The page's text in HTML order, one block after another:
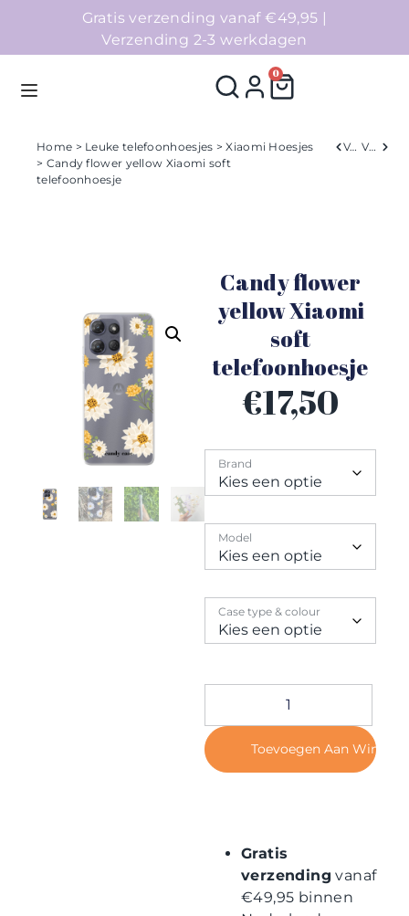
Gratis verzending vanaf €49,95 |
Verzending 2-3 werkdagen
0
Homepage
Collecties
Contact
Home > Leuke telefoonhoesjes >Xiaomi Hoesjes
> Candy flower yellow Xiaomi soft
telefoonhoesje
Verleden Volgend
Candy flower
yellow Xiaomi
soft
telefoonhoesje
€17,50
Brand
Model
Case type & colour
Toevoegen Aan
Gratis
verzending vanaf
€49,95 binnen